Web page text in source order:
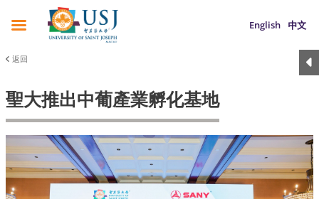
English 中文
返回
聖大推出中葡產業孵化基地